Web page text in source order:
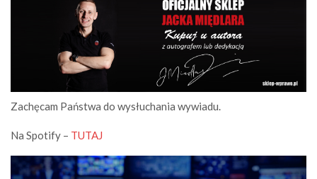
Zachęcam Państwa do wysłuchania wywiadu.
Na Spotify – TUTAJ